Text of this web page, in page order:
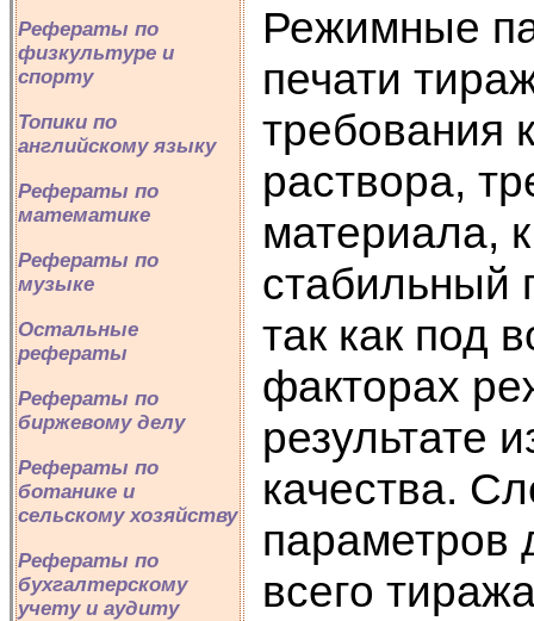
Рефераты по
физкультуре и
спорту
Топики по
английскому языку
Рефераты по
математике
Рефераты по
музыке
Остальные
рефераты
Рефераты по
биржевому делу
Рефераты по
ботанике и
сельскому хозяйству
Рефераты по
бухгалтерскому
учету и аудиту
Режимные
печати
требования
раствора,
материала,
стабильный
так как под
факторах
результате
качества.
параметров
всего